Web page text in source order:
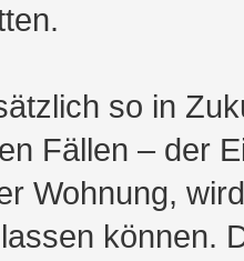
so in
Fällen – der
Wohnung,
können.